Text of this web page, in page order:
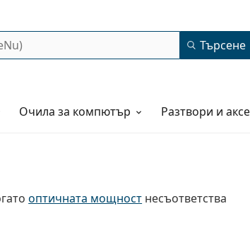
Търсене
Очила за компютър Разтвори и
оптичната мощност несъответства